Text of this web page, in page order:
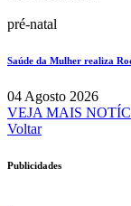
pré-natal
Saúde da Mulher realiza
04 Agosto 2026
VEJA MAIS
Voltar
Publicidades